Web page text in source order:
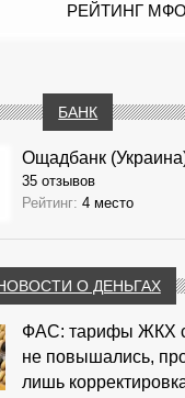
РЕЙТИНГ МФО
БАНК
Ощадбанк
35 отзывов
Рейтинг: 4 место
О ДЕНЬГАХ
ФАС: тарифы ЖКХ
не повышались,
лишь